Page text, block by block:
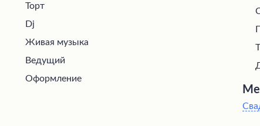
Торт
Dj
Живая музыка
Ведущий
Оформление